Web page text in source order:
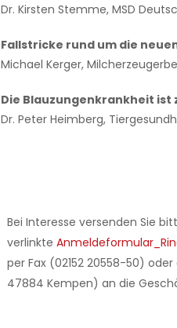
Dr. Kirsten Stemme, MSD
Fallstricke rund um die
Michael Kerger,
Die Blauzungenkrankheit ist
Dr. Peter Heimberg,
Bei Interesse versenden Sie
verlinkte
per Fax (02152 20558-50)
47884 Kempen) an die